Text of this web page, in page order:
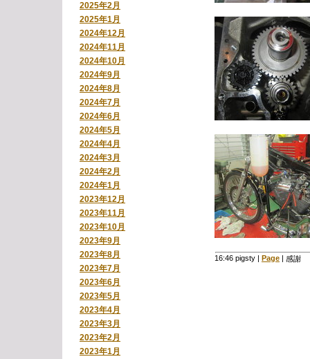
2025年2月
2025年1月
2024年12月
2024年11月
2024年10月
2024年9月
2024年8月
2024年7月
2024年6月
2024年5月
2024年4月
2024年3月
2024年2月
2024年1月
2023年12月
2023年11月
2023年10月
2023年9月
2023年8月
2023年7月
2023年6月
2023年5月
2023年4月
2023年3月
2023年2月
2023年1月
16:46 pigsty | Page | 感謝